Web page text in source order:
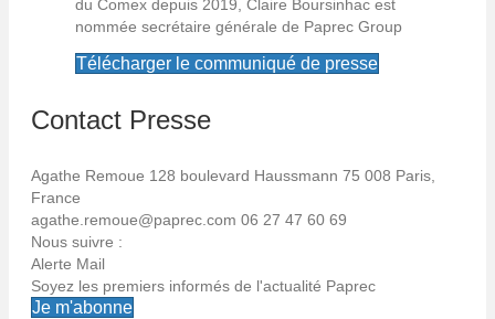
du Comex depuis 2019, Claire Boursinhac est
nommée secrétaire générale de Paprec Group
Télécharger le communiqué de presse
Contact Presse
Agathe Remoue 128 boulevard Haussmann 75 008 Paris,
France
agathe.remoue@paprec.com 06 27 47 60 69
Nous suivre :
Alerte Mail
Soyez les premiers informés de l'actualité Paprec
Je m'abonne